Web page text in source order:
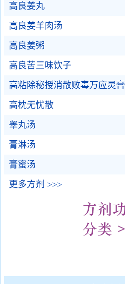
高良姜丸
高良姜羊肉汤
高良姜粥
高良苦三味饮子
高粘除秘授消散败毒万应灵膏
高枕无忧散
睾丸汤
膏淋汤
膏蜜汤
更多方剂 >>>